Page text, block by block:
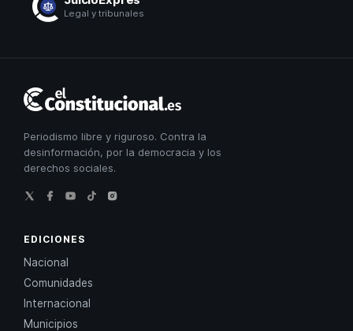
Legal y tribunales
Constitucional
Periodismo libre y riguroso. Contra la
desinformación, por la democracia y los
derechos sociales.
EDICIONES
Nacional
Comunidades
Internacional
Municipios